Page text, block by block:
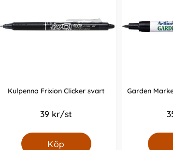
Kulpenna Frixion Clicker svart
39 kr/st
Köp
Garden